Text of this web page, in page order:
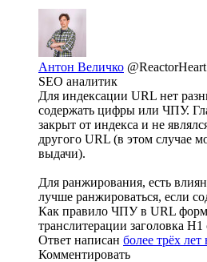
Антон Величко @ReactorHeart
SEO аналитик
Для индексации URL нет
содержать цифры или ЧПУ.
закрыт от индекса и не
другого URL (в этом случае
выдачи).
Для ранжирования, есть
лучше ранжироваться, если
Как правило ЧПУ в URL
транслитерации заголовка
Ответ написан более трёх лет
Комментировать